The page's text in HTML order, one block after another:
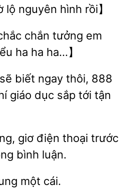
nguyên hình rồi】
chắn
em
ha ha ha…】
biết
thôi,
giáo dục
tới tận
giơ điện thoại
bình luận.
một cái.